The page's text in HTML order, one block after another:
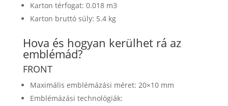
Karton térfogat: 0.018 m3
Karton bruttó súly: 5.4 kg
Hova és hogyan kerülhet rá az
emblémád?
FRONT
Maximális emblémázási méret: 20×10 mm
Emblémázási technológiák: